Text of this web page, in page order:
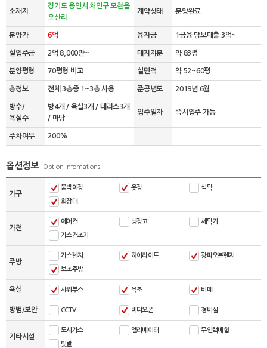
소재지
경기도 용인시 처인구 모현읍
오산리
계약상태 분양완료
분양가 6억 융자금 1금융 담보대출 3억~
실입주금 2억 8,000만~ 대지지분 약 83평
분양평형 70평형 비교 실면적 약 52~60평
층정보 전체 3층중 1~3층 사용 준공년도 2019년 6월
방수/
욕실수
방4개 / 욕실3개 / 테라스3개
/ 마당
입주일자 즉시입주 가능
주차여부 200%
옵션정보 Option Infomations
가구
붙박이장 옷장 식탁
화장대
가전
에어컨 냉장고 세탁기
가스건조기
주방
가스렌지 하이라이트 광파오븐렌지
보조주방
욕실 샤워부스 욕조 비데
방범/보안 CCTV 비디오폰 경비실
기타시설
도시가스 엘리베이터 무인택배함
텃밭